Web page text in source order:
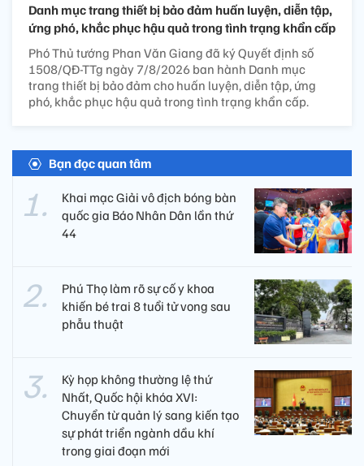
Danh mục trang thiết bị bảo đảm huấn luyện, diễn tập,
ứng phó, khắc phục hậu quả trong tình trạng khẩn cấp
Phó Thủ tướng Phan Văn Giang đã ký Quyết định số
1508/QĐ-TTg ngày 7/8/2026 ban hành Danh mục
trang thiết bị bảo đảm cho huấn luyện, diễn tập, ứng
phó, khắc phục hậu quả trong tình trạng khẩn cấp.
Bạn đọc quan tâm
Khai mạc Giải vô địch bóng bàn
quốc gia Báo Nhân Dân lần thứ
44
Phú Thọ làm rõ sự cố y khoa
khiến bé trai 8 tuổi tử vong sau
phẫu thuật
Kỳ họp không thường lệ thứ
Nhất, Quốc hội khóa XVI:
Chuyển từ quản lý sang kiến tạo
sự phát triển ngành dầu khí
trong giai đoạn mới